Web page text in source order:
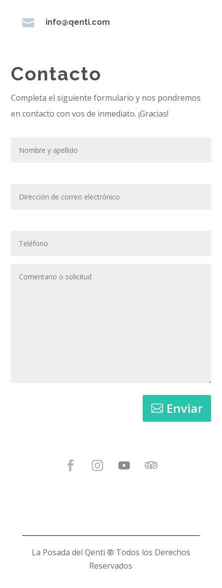
 info@qenti.com
Contacto
Completa el siguiente formulario y nos pondremos
en contacto con vos de inmediato. ¡Gracias!
Enviar
La Posada del Qenti ® Todos los Derechos
Reservados